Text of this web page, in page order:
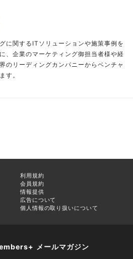
に関するITソリューションや施策事例を
、企業のマーケティング御担当者様や経
のリーディングカンパニーからベンチャ
す。
利用規約
会員規約
情報提供
広告について
個人情報の取り扱いについて
メールマガジン